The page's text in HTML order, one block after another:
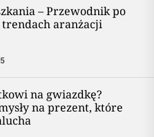
– Przewodnik po
aranżacji
na gwiazdkę?
na prezent, które